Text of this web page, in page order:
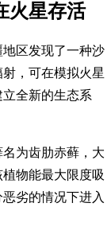
火星存活
地区发现了一种沙
，可在模拟火星
全新的生态系
为齿肋赤藓，大
物能最大限度吸
劣的情况下进入